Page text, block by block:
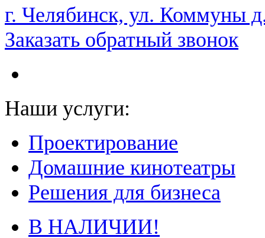
НАМ ДОВЕРЯЮТ С 2003 ГОДА
г. Челябинск, ул. Коммуны
Заказать обратный звонок
Наши услуги:
Проектирование
Домашние кинотеатры
Решения для бизнеса
В НАЛИЧИИ!